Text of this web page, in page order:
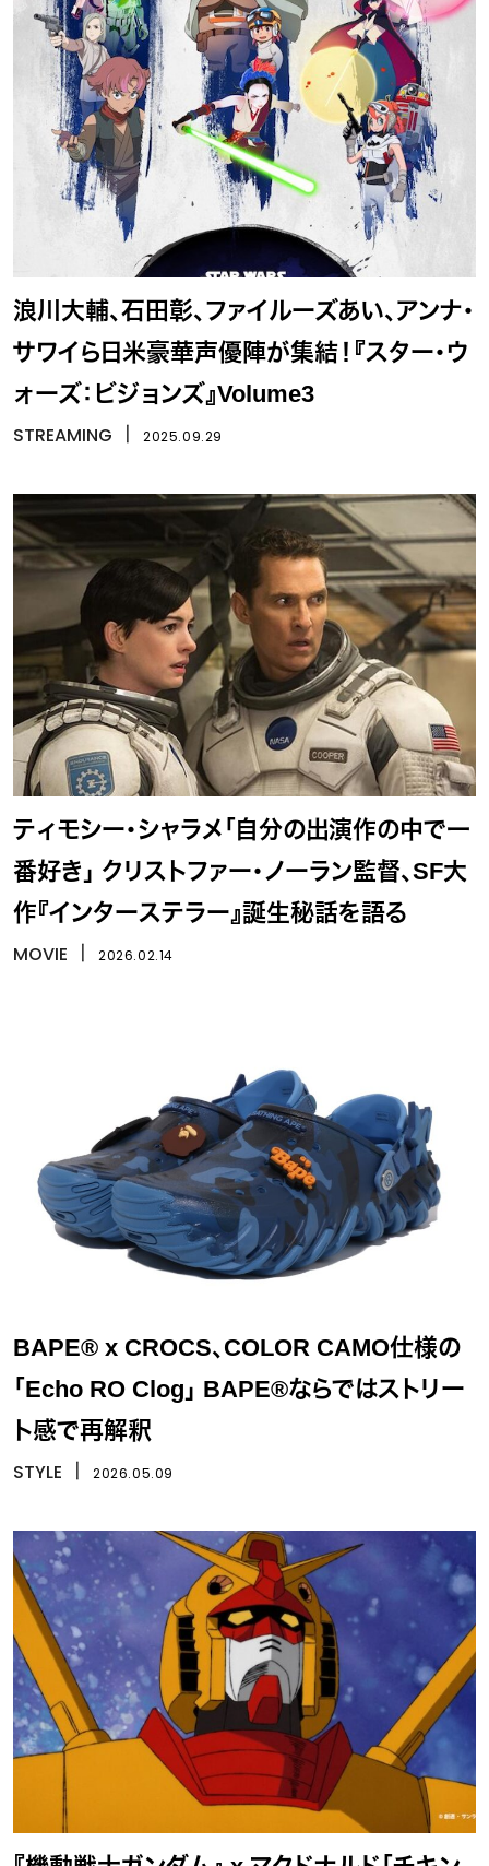
浪川大輔、石田彰、ファイルーズあい、アンナ・
サワイら日米豪華声優陣が集結！『スター・ウ
ォーズ：ビジョンズ』Volume3
STREAMING 2025.09.29
ティモシー・シャラメ「自分の出演作の中で一
番好き」 クリストファー・ノーラン監督、SF大
作『インターステラー』誕生秘話を語る
MOVIE 2026.02.14
BAPE® x CROCS、COLOR CAMO仕様の
「Echo RO Clog」 BAPE®ならではストリー
ト感で再解釈
STYLE 2026.05.09